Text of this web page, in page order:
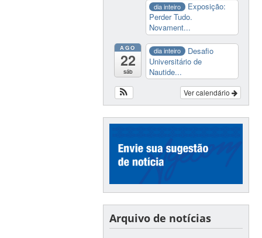
dia inteiro
Exposição:
Perder Tudo.
Novament...
AGO
22
sáb
dia inteiro
Desafio
Universitário de
Nautide...
Ver calendário
Arquivo de notícias